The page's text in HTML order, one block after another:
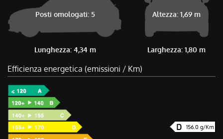
Posti omologati: 5
Lunghezza: 4,34 m
Altezza: 1,69 m
Larghezza: 1,80 m
Efficienza energetica (emissioni / Km)
156.0 g/Km